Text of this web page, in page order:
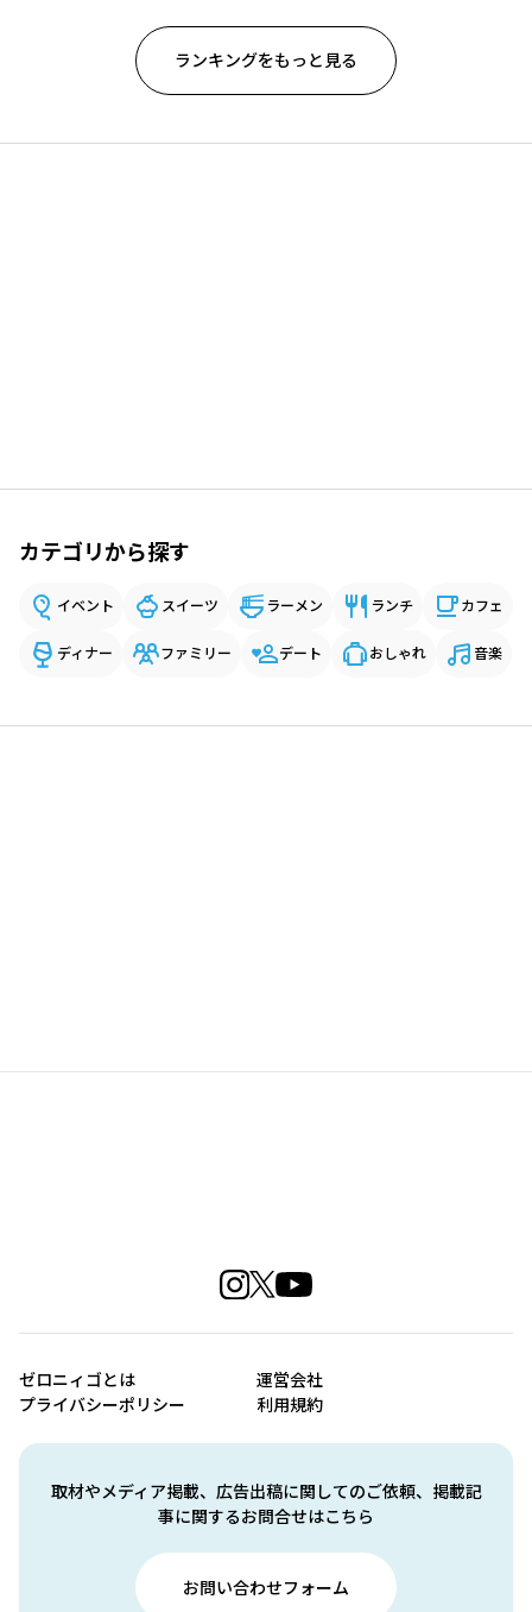
ランキングをもっと見る
カテゴリから探す
イベント スイーツ ラーメン ランチ カフェ
ディナー ファミリー デート おしゃれ 音楽
取材やメディア掲載、広告出稿に関してのご依頼、掲載記
事に関するお問合せはこちら
お問い合わせフォーム
ゼロニィゴとは
運営会社
プライバシーポリシー
利用規約